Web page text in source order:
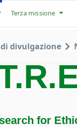
Terza missione
divulgazione
for